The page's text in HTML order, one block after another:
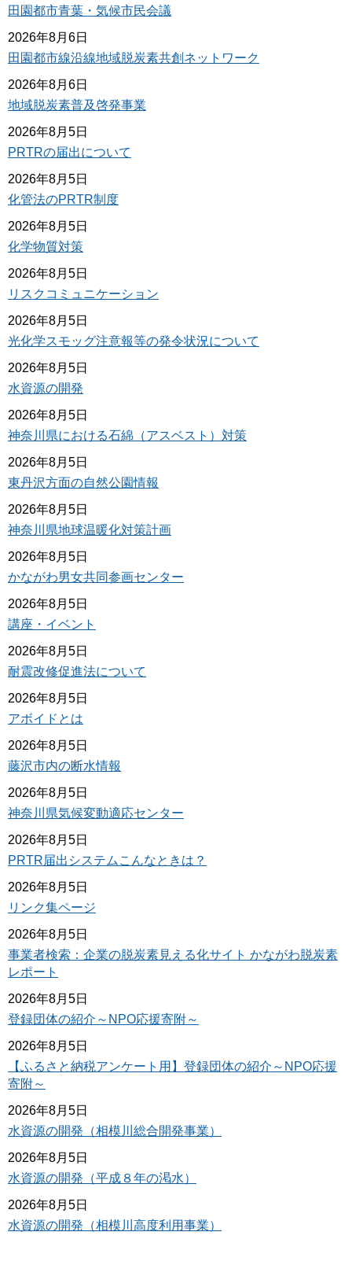
田園都市青葉・気候市民会議
2026年8月6日
田園都市線沿線地域脱炭素共創ネットワーク
2026年8月6日
地域脱炭素普及啓発事業
2026年8月5日
PRTRの届出について
2026年8月5日
化管法のPRTR制度
2026年8月5日
化学物質対策
2026年8月5日
リスクコミュニケーション
2026年8月5日
光化学スモッグ注意報等の発令状況について
2026年8月5日
水資源の開発
2026年8月5日
神奈川県における石綿（アスベスト）対策
2026年8月5日
東丹沢方面の自然公園情報
2026年8月5日
神奈川県地球温暖化対策計画
2026年8月5日
かながわ男女共同参画センター
2026年8月5日
講座・イベント
2026年8月5日
耐震改修促進法について
2026年8月5日
アボイドとは
2026年8月5日
藤沢市内の断水情報
2026年8月5日
神奈川県気候変動適応センター
2026年8月5日
PRTR届出システムこんなときは？
2026年8月5日
リンク集ページ
2026年8月5日
事業者検索：企業の脱炭素見える化サイト かながわ脱炭素
レポート
2026年8月5日
登録団体の紹介～NPO応援寄附～
2026年8月5日
【ふるさと納税アンケート用】登録団体の紹介～NPO応援
寄附～
2026年8月5日
水資源の開発（相模川総合開発事業）
2026年8月5日
水資源の開発（平成８年の渇水）
2026年8月5日
水資源の開発（相模川高度利用事業）